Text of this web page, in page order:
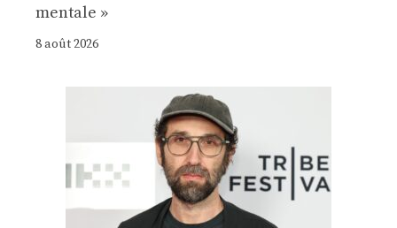
mentale »
8 août 2026